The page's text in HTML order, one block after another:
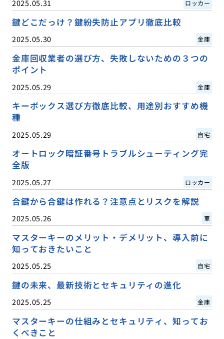
2025.05.31 ロッカー
鍵どこだっけ？鍵紛失防止アプリ徹底比較
2025.05.30 金庫
金庫回収業者の選び方、失敗しないための３つの
ポイント
2025.05.29 金庫
キーボックス選び方徹底比較、用途別おすすめ機
種
2025.05.29 自宅
オートロック暗証番号トラブルシューティング完
全版
2025.05.27 ロッカー
合鍵から合鍵は作れる？注意点とリスクを解説
2025.05.26 車
マスターキーのメリット・デメリット、導入前に
知っておきたいこと
2025.05.25 自宅
鍵の未来、最新技術とセキュリティの進化
2025.05.25 金庫
マスターキーの仕組みとセキュリティ、知ってお
くべきこと